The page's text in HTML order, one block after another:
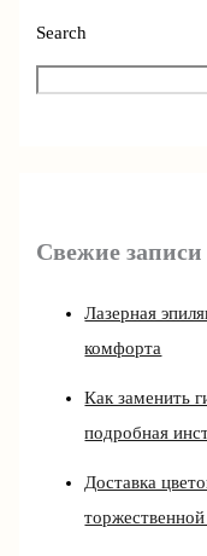
Search
Свежие записи
Лазерная
комфорта
Как заменить
подробная
Доставка